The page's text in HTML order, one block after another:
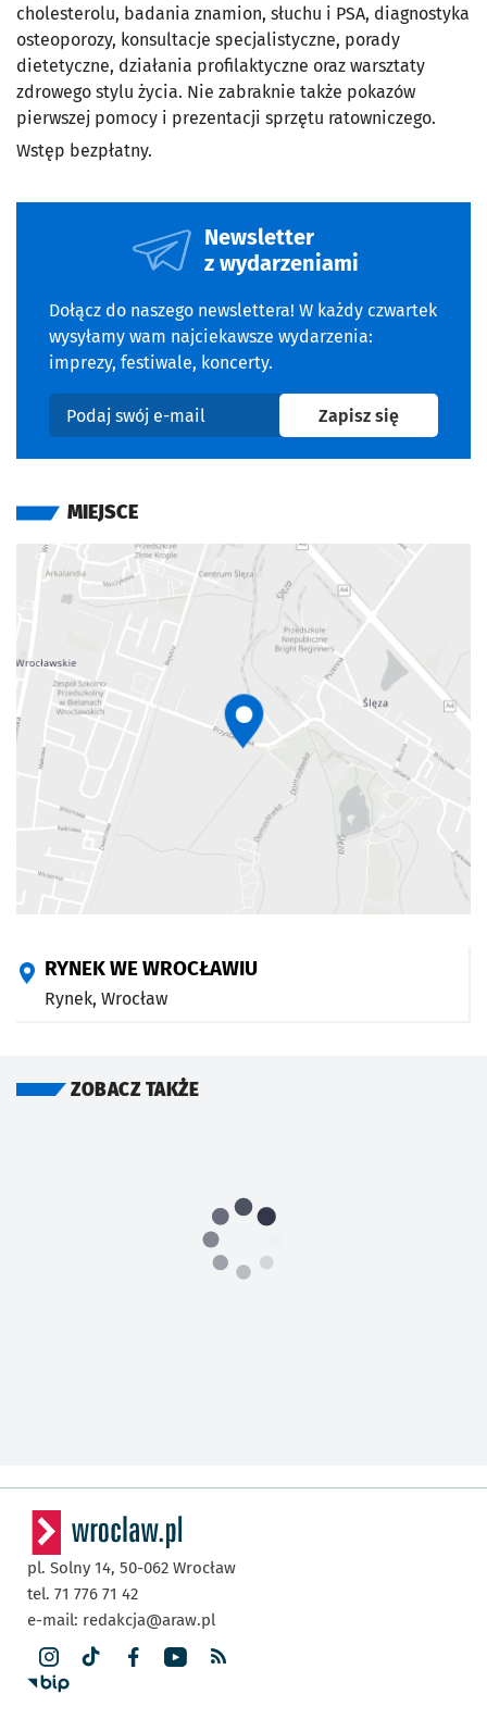
cholesterolu, badania znamion, słuchu i PSA, diagnostyka
osteoporozy, konsultacje specjalistyczne, porady
dietetyczne, działania profilaktyczne oraz warsztaty
zdrowego stylu życia. Nie zabraknie także pokazów
pierwszej pomocy i prezentacji sprzętu ratowniczego.
Wstęp bezpłatny.
Newsletter
z wydarzeniami
Dołącz do naszego newslettera! W każdy czwartek
wysyłamy wam najciekawsze wydarzenia:
imprezy, festiwale, koncerty.
Podaj swój e-mail
Zapisz sięna
MIEJSCE
RYNEK WE WROCŁAWIU
Rynek, Wrocław
ZOBACZ TAKŻE
pl. Solny 14, 50-062 Wrocław
tel. 71 776 71 42
e-mail: redakcja@araw.pl